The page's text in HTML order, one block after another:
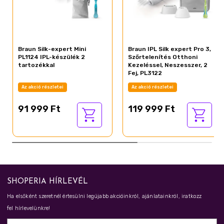
szalagokkal stb., nehogy sérülés lépjen fel, vagy a
készülék eltömődjön vagy károsodjon. • Ne használja
Braun Silk-expert Mini
PL1124 IPL-készülék 2
tartozékkal
Az akció részletei
91 999 Ft
Braun IPL Silk expert Pro 3,
Szőrtelenítés Otthoni
Kezeléssel, Neszesszer, 2
Fej, PL3122
Az akció részletei
119 999 Ft
SHOPERIA HÍRLEVÉL
Ha elsőként szeretnél értesülni legújabb akcióinkról, ajánlatainkról, iratkozz
fel hírlevelünkre!